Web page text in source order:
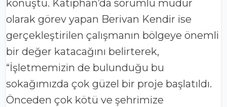
konuştu. Katiphan’da sorumlu müdür
olarak görev yapan Berivan Kendir ise
gerçekleştirilen çalışmanın bölgeye önemli
bir değer katacağını belirterek,
“İşletmemizin de bulunduğu bu
sokağımızda çok güzel bir proje başlatıldı.
Önceden çok kötü ve şehrimize